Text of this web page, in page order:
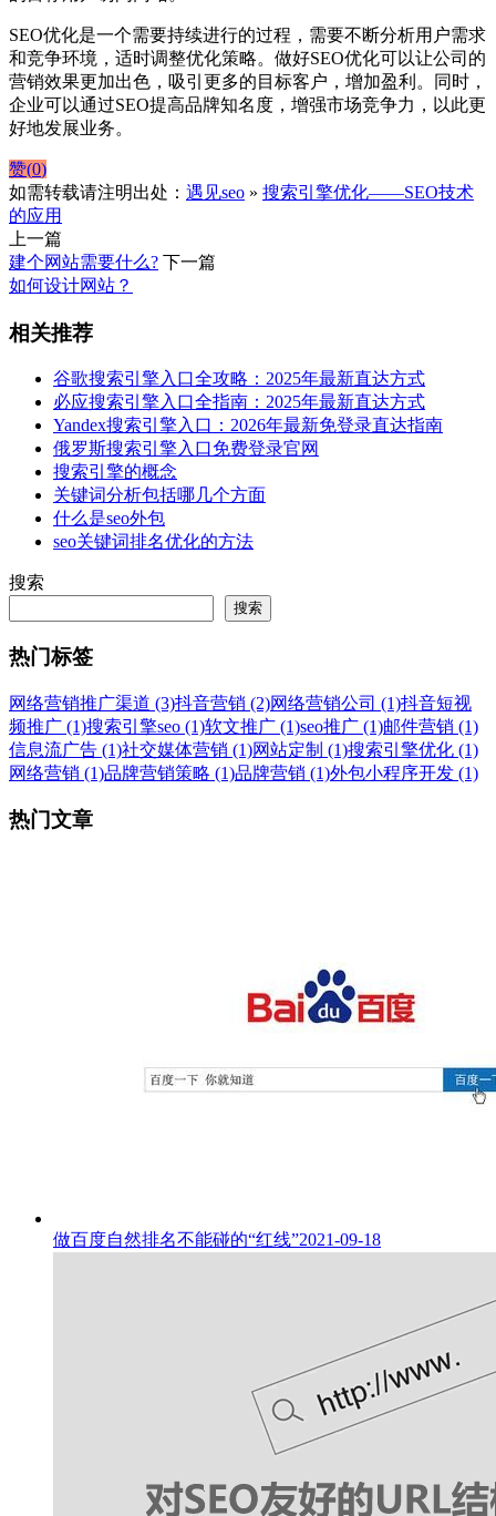
SEO优化是一个需要持续进行的过程，需要不断分析用户需求
和竞争环境，适时调整优化策略。做好SEO优化可以让公司的
营销效果更加出色，吸引更多的目标客户，增加盈利。同时，
企业可以通过SEO提高品牌知名度，增强市场竞争力，以此更
好地发展业务。
赞(0)
如需转载请注明出处： 遇见seo » 搜索引擎优化——SEO技术
的应用
上一篇
建个网站需要什么? 下一篇
如何设计网站？
相关推荐
谷歌搜索引擎入口全攻略：2025年最新直达方式
必应搜索引擎入口全指南：2025年最新直达方式
Yandex搜索引擎入口：2026年最新免登录直达指南
俄罗斯搜索引擎入口免费登录官网
搜索引擎的概念
关键词分析包括哪几个方面
什么是seo外包
seo关键词排名优化的方法
搜索
搜索
热门标签
网络营销推广渠道 (3)抖音营销 (2)网络营销公司 (1)抖音短视
频推广 (1)搜索引擎seo (1)软文推广 (1)seo推广 (1)邮件营销 (1)
信息流广告 (1)社交媒体营销 (1)网站定制 (1)搜索引擎优化 (1)
网络营销 (1)品牌营销策略 (1)品牌营销 (1)外包小程序开发 (1)
热门文章
做百度自然排名不能碰的“红线”2021-09-18